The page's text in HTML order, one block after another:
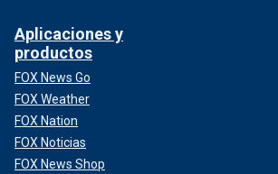
Aplicaciones y
productos
FOX News Go
FOX Weather
FOX Nation
FOX Noticias
FOX News Shop